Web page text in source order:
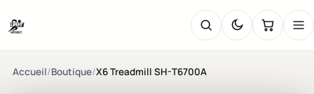
Accueil/Boutique/X6 Treadmill SH-T6700A